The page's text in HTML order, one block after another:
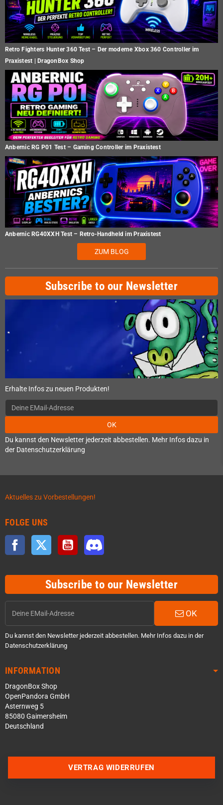
Retro Fighters Hunter 360 Test – Der moderne Xbox 360 Controller im
Praxistest | DragonBox Shop
Anbernic RG P01 Test – Gaming Controller im Praxistest
Anbernic RG40XXH Test – Retro-Handheld im Praxistest
ZUM BLOG
Subscribe to our Newsletter
Erhalte Infos zu neuen Produkten!
OK
Du kannst den Newsletter jederzeit abbestellen. Mehr Infos dazu in
der Datenschutzerklärung
Aktuelles zu Vorbestellungen!
FOLGE UNS
Facebook Twitter YouTube
Subscribe to our Newsletter
OK
Du kannst den Newsletter jederzeit abbestellen. Mehr Infos dazu in der
Datenschutzerklärung
INFORMATION
DragonBox Shop
OpenPandora GmbH
Asternweg 5
85080 Gaimersheim
Deutschland
VERTRAG WIDERRUFEN